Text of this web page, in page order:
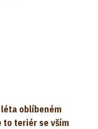
oblíbeném
to teriér se vším